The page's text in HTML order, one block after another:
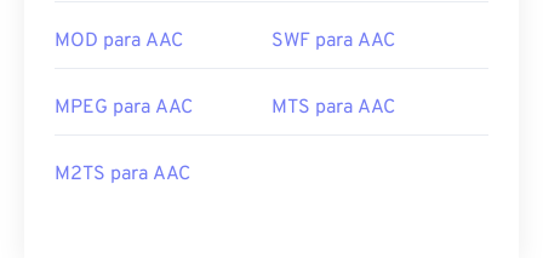
MOD para AAC SWF para AAC
MPEG para AAC MTS para AAC
M2TS para AAC